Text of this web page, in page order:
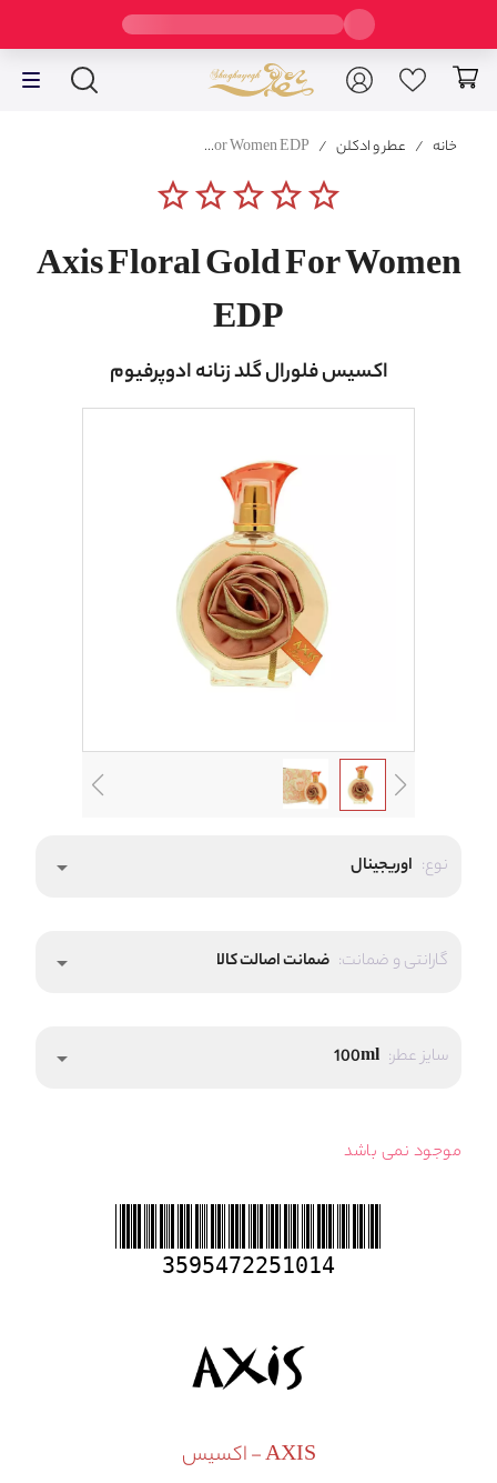
خانه / عطر و ادکلن /
Axis Floral Gold For Women EDP
star_borderstar_borderstar_borderstar_borderstar_border
Axis Floral Gold For Women
EDP
اکسیس فلورال گلد زنانه ادوپرفیوم
نوع: اوریجینال arrow_drop_down
گارانتی و ضمانت: ضمانت اصالت کالا arrow_drop_down
سایز عطر: 100ml
arrow_drop_down
موجود نمی باشد
3595472251014
AXIS - اکسیس